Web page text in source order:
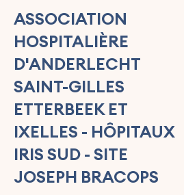
ASSOCIATION
HOSPITALIÈRE
D'ANDERLECHT
SAINT-GILLES
ETTERBEEK ET
IXELLES - HÔPITAUX
IRIS SUD - SITE
JOSEPH BRACOPS